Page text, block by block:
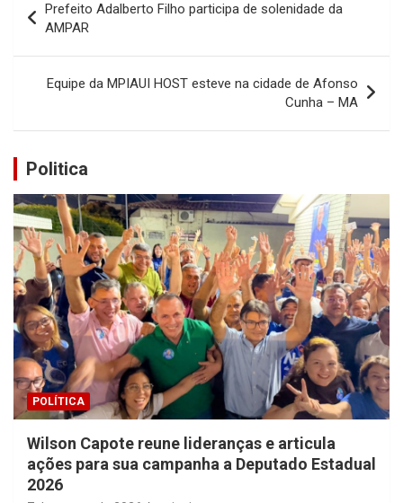
de
Post
Prefeito Adalberto Filho participa de solenidade da
AMPAR
Equipe da MPIAUI HOST esteve na cidade de Afonso
Cunha – MA
Politica
POLÍTICA
Wilson Capote reune lideranças e articula
ações para sua campanha a Deputado Estadual
2026